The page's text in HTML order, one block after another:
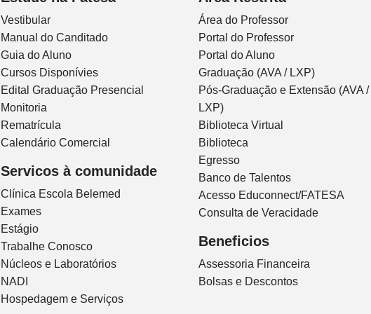
Vestibular
Manual do Canditado
Guia do Aluno
Cursos Disponívies
Edital Graduação Presencial
Monitoria
Rematrícula
Calendário Comercial
Servicos à comunidade
Clínica Escola Belemed
Exames
Estágio
Trabalhe Conosco
Núcleos e Laboratórios
NADI
Hospedagem e Serviços
Área do Professor
Portal do Professor
Portal do Aluno
Graduação (AVA / LXP)
Pós-Graduação e Extensão (AVA /
LXP)
Biblioteca Virtual
Biblioteca
Egresso
Banco de Talentos
Acesso Educonnect/FATESA
Consulta de Veracidade
Beneficios
Assessoria Financeira
Bolsas e Descontos